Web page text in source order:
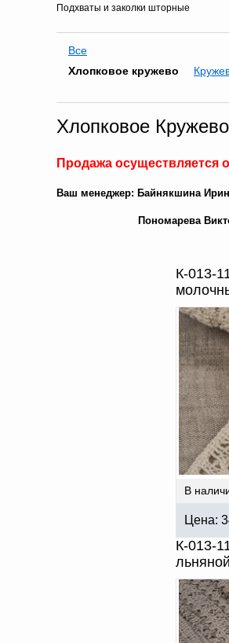
Подхваты и заколки шторные
Все
Хлопковое кружево
Хлопковое Кружево
Продажа осуществляется
Ваш менеджер: Байнякшина
Пономарева
К-013-
В
Цена:
К-013-
льняной